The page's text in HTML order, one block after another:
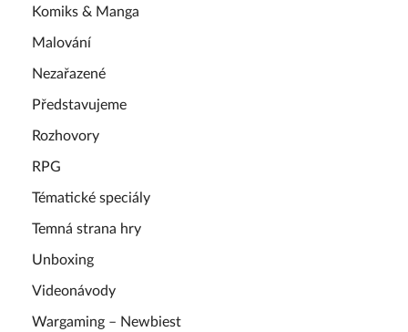
Komiks & Manga
Malování
Nezařazené
Představujeme
Rozhovory
RPG
Tématické speciály
Temná strana hry
Unboxing
Videonávody
Wargaming – Newbiest